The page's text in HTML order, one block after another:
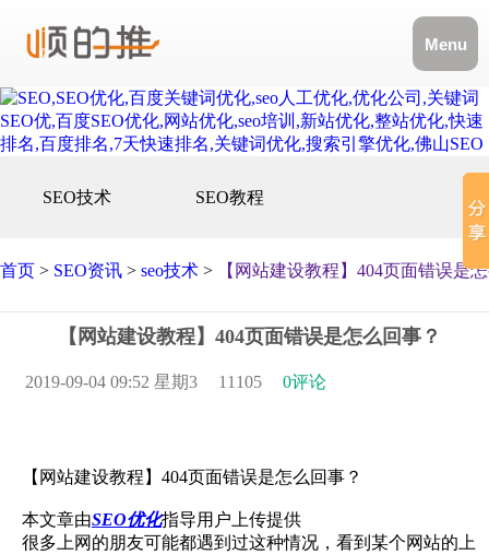
Menu
SEO技术 SEO教程
首页 > SEO资讯 > seo技术 > 【网站建设教程】404页面错误是
【网站建设教程】404页面错误是怎么回事？
2019-09-04 09:52 星期3 11105 0评论
【网站建设教程】404页面错误是怎么回事？
本文章由SEO优化指导用户上传提供
很多上网的朋友可能都遇到过这种情况，看到某个网站的上